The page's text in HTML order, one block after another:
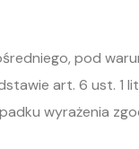
pod
art. 6 ust. 1
wyrażenia